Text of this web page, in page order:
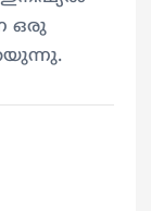
ഒരു